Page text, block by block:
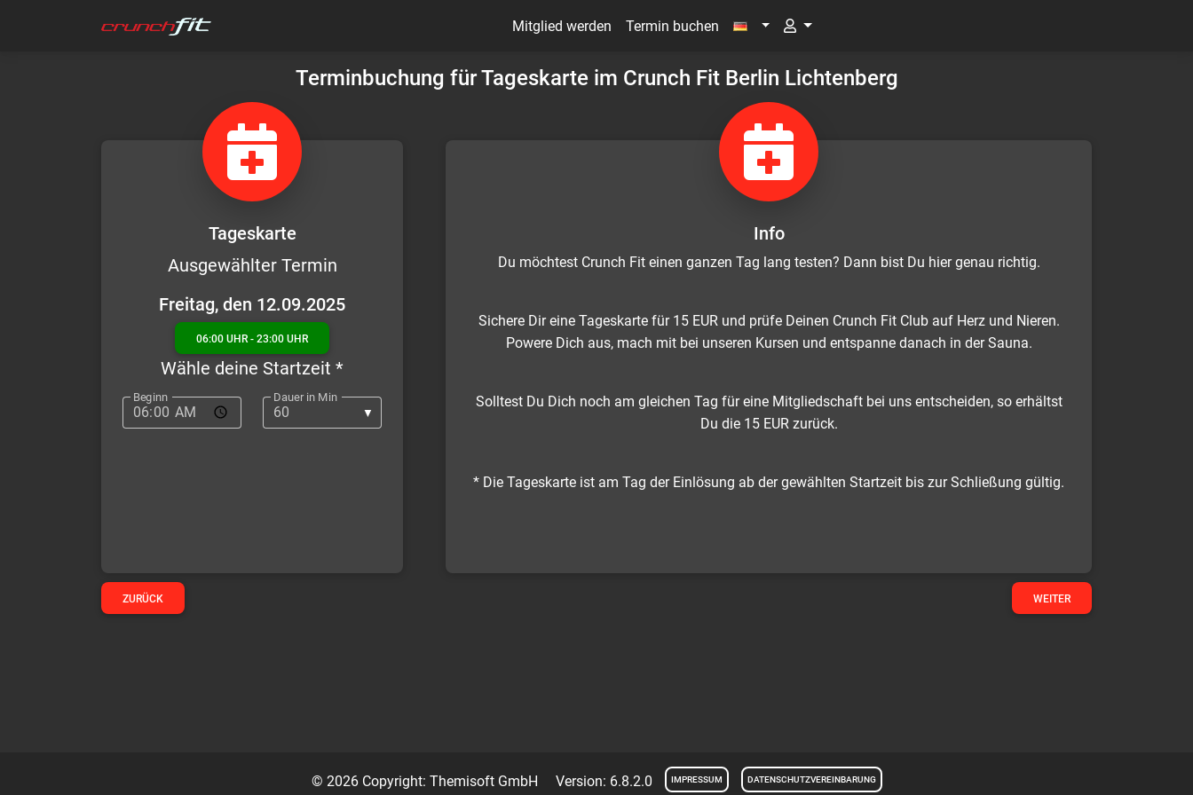
Mitglied werden Termin buchen
Terminbuchung für Tageskarte im Crunch Fit Berlin Lichtenberg
Tageskarte
Ausgewählter Termin
Freitag, den 12.09.2025
06:00 UHR - 23:00 UHR
Wähle deine Startzeit *
Beginn Dauer in Min
Info
Du möchtest Crunch Fit einen ganzen Tag lang testen? Dann bist Du hier genau richtig.
Sichere Dir eine Tageskarte für 15 EUR und prüfe Deinen Crunch Fit Club auf Herz und Nieren.
Powere Dich aus, mach mit bei unseren Kursen und entspanne danach in der Sauna.
Solltest Du Dich noch am gleichen Tag für eine Mitgliedschaft bei uns entscheiden, so erhältst
Du die 15 EUR zurück.
* Die Tageskarte ist am Tag der Einlösung ab der gewählten Startzeit bis zur Schließung gültig.
ZURÜCK WEITER
© 2026 Copyright: Themisoft GmbH Version: 6.8.2.0 IMPRESSUM DATENSCHUTZVEREINBARUNG